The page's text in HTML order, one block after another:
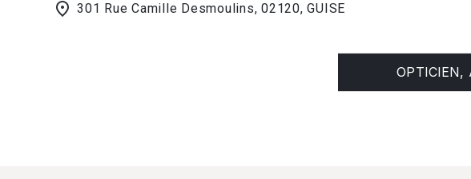
301 Rue Camille Desmoulins, 02120, GUISE
OPTICIEN,